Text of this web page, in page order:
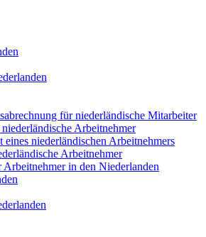
für niederländische Mitarbeiter
Arbeitnehmer
niederländischen Arbeitnehmers
Arbeitnehmer
in den Niederlanden